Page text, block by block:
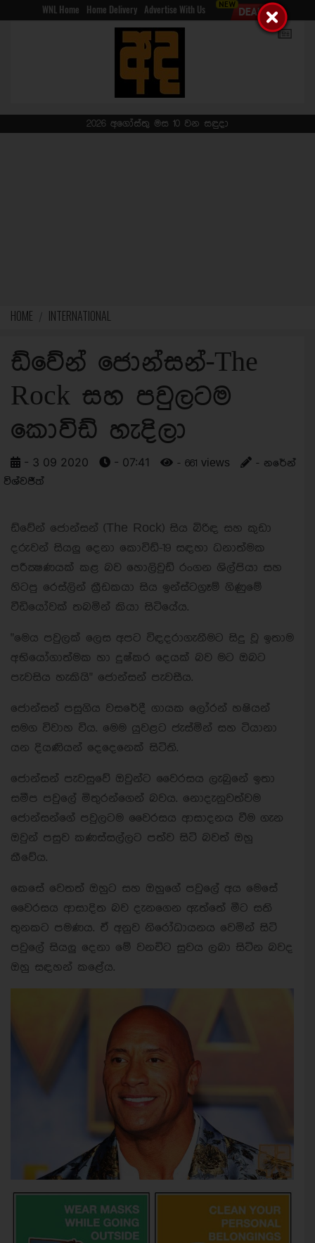
WNL Home Home Delivery Advertise With Us
2026 අගෝස්තු මස 10 වන සඳුදා
HOME INTERNATIONAL
ඩ්වේන් ජොන්සන්-The
Rock සහ පවුලටම
කොවිඩ් හැදිලා
- 3 09 2020 - 07:41 - 661 views
- නරේන්
විශ්වජීත්
ඩ්වේන් ජොන්සන් (The Rock) සිය බිරිඳ සහ කුඩා
දරුවන් සියලු දෙනා කොවිඩ්-19 සඳහා ධනාත්මක
පරීක්‍ෂණයක් කළ බව හොලිවුඩ් රංගන ශිල්පියා සහ
හිටපු රෙස්ලින් ක්‍රීඩකයා සිය ඉන්ස්ටග්‍රෑම් ගිණුමේ
වීඩියෝවක් තබමින් කියා සිටියේය.
"මෙය පවුලක් ලෙස අපට විඳදරාගැනීමට සිදු වූ ඉතාම
අභියෝගාත්මක හා දුෂ්කර දෙයක් බව මට ඔබට
පැවසිය හැකියි" ජොන්සන් පැවසීය.
ජොන්සන් පසුගිය වසරේදී ගායක ලෝරන් හෂියන්
සමග විවාහ විය. මෙම යුවළට ජැස්මින් සහ ටියානා
යන දියණියන් දෙදෙනෙක් සිටිති.
ජොන්සන් පැවසුවේ ඔවුන්ට වෛරසය ලැබුනේ ඉතා
සමීප පවුලේ මිතුරන්ගෙන් බවය. නොදැනුවත්වම
ජොන්සන්ගේ පවුලටම වෛරසය ආසාදනය වීම ගැන
ඔවුන් පසුව කණස්සල්ලට පත්ව සිටි බවත් ඔහු
කීවේය.
කෙසේ වෙතත් ඔහුට සහ ඔහුගේ පවුලේ අය මෙසේ
වෛරසය ආසාදිත බව දැනගෙන ඇත්තේ මීට සති
තුනකට පමණය. ඒ අනුව නිරෝධායනය වෙමින් සිටි
පවුලේ සියලු දෙනා මේ වනවිට සුවය ලබා සිටින බවද
ඔහු සඳහන් කළේය.